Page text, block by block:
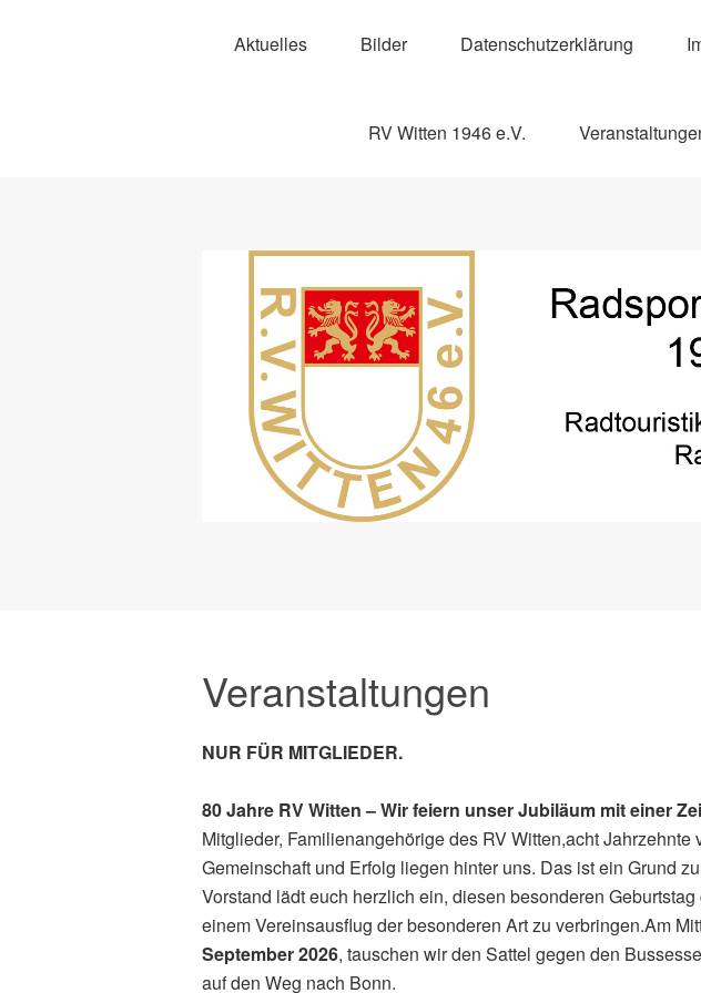
Aktuelles Bilder Datenschutzerklärung
RV Witten 1946 e.V.
Veranstaltungen
NUR FÜR
80 Jahre RV Witten – Wir feiern unser Jubiläum mit einer
Mitglieder, Familienangehörige des RV Witten,acht Jahrzehnte
Gemeinschaft und Erfolg liegen hinter uns. Das ist ein Grund
Vorstand lädt euch herzlich ein, diesen besonderen
einem Vereinsausflug der besonderen Art zu verbringen.Am
September 2026, tauschen wir den Sattel gegen den
auf den Weg nach Bonn.